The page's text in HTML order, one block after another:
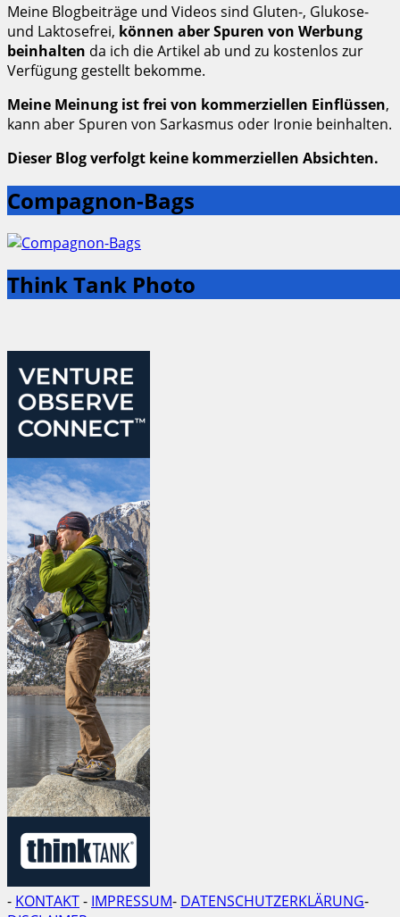
Meine Blogbeiträge und Videos sind Gluten-, Glukose-
und Laktosefrei, können aber Spuren von Werbung
beinhalten da ich die Artikel ab und zu kostenlos zur
Verfügung gestellt bekomme.
Meine Meinung ist frei von kommerziellen Einflüssen,
kann aber Spuren von Sarkasmus oder Ironie beinhalten.
Dieser Blog verfolgt keine kommerziellen Absichten.
Compagnon-Bags
Think Tank Photo
- KONTAKT- IMPRESSUM- DATENSCHUTZERKLÄRUNG-